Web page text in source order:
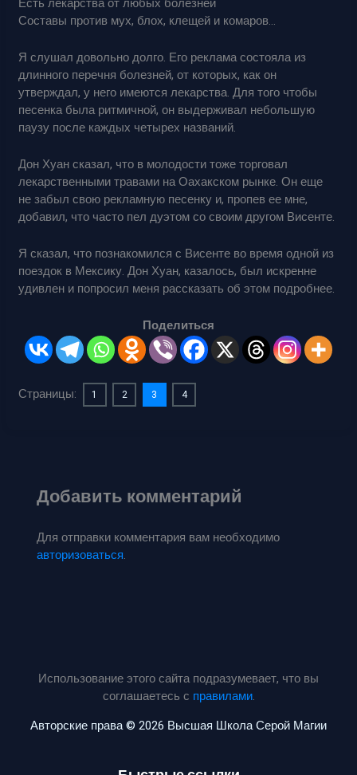
Составы против мух, блох, клещей и комаров…
Я слушал довольно долго. Его реклама состояла из
длинного перечня болезней, от которых, как он
утверждал, у него имеются лекарства. Для того чтобы
песенка была ритмичной, он выдерживал небольшую
паузу после каждых четырех названий.
Дон Хуан сказал, что в молодости тоже торговал
лекарственными травами на Оахакском рынке. Он еще
не забыл свою рекламную песенку и, пропев ее мне,
добавил, что часто пел дуэтом со своим другом Висенте.
Я сказал, что познакомился с Висенте во время одной из
поездок в Мексику. Дон Хуан, казалось, был искренне
удивлен и попросил меня рассказать об этом подробнее.
Поделиться
Страницы: 1 2 3 4
Добавить комментарий
Для отправки комментария вам необходимо
авторизоваться.
Использование этого сайта подразумевает, что вы
соглашаетесь с правилами.
Авторские права © 2026 Высшая Школа Серой Магии